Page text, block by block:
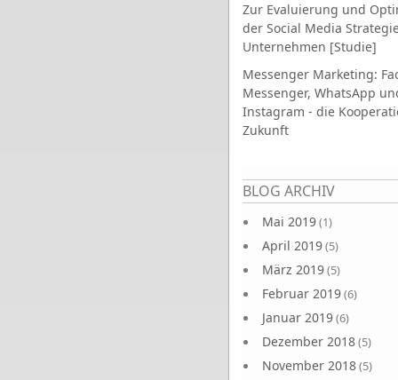
Zur Evaluierung und
der Social Media
Unternehmen [Studie]
Messenger Marketing:
Messenger, WhatsApp
Instagram - die
Zukunft
BLOG ARCHIV
Mai 2019(1)
April 2019(5)
März 2019(5)
Februar 2019(6)
Januar 2019(6)
Dezember 2018(5)
November 2018(5)
Seiten